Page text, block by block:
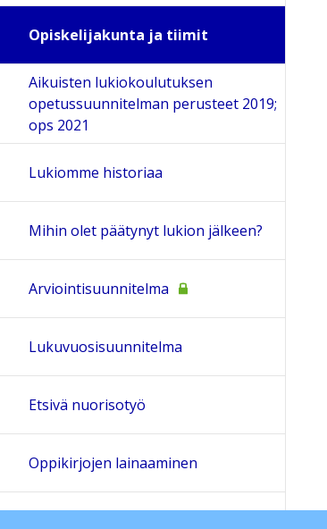
Opiskelijakunta ja tiimit
Aikuisten lukiokoulutuksen
opetussuunnitelman perusteet 2019;
ops 2021
Lukiomme historiaa
Mihin olet päätynyt lukion jälkeen?
Arviointisuunnitelma
Lukuvuosisuunnitelma
Etsivä nuorisotyö
Oppikirjojen lainaaminen